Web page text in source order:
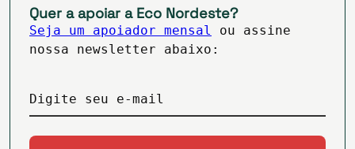
Quer a apoiar a Eco Nordeste?
Seja um apoiador mensal
ou assine
nossa newsletter abaixo:
Digite seu e-mail